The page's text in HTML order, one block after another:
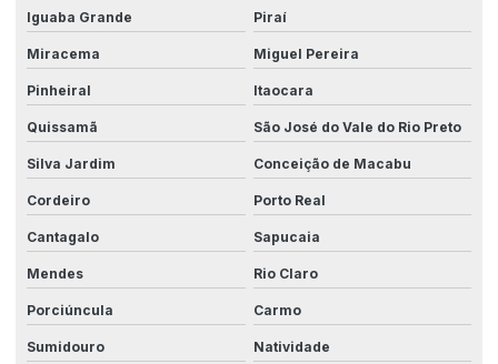
Industrias fabricantes de maquinas
Integração com sistemas
Integração de sistemas de automação
Integração de sistemas automatizados
Integração de sistemas e dados
Integração de sistemas para indústrias
Integração de software industrial
Linha automatizada
Iguaba Grande Piraí
Miracema Miguel Pereira
Pinheiral Itaocara
Quissamã São José do Vale do Rio Preto
Silva Jardim Conceição de Macabu
Cordeiro Porto Real
Cantagalo Sapucaia
Mendes Rio Claro
Porciúncula Carmo
Sumidouro Natividade